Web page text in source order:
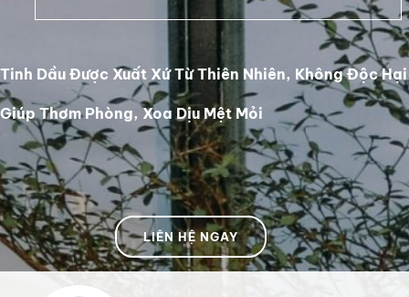
Tinh Dầu Được Xuất Xứ Từ Thiên Nhiên, Không Độc Hại
Giúp Thơm Phòng, Xoa Dịu Mệt Mỏi
LIÊN HỆ NGAY